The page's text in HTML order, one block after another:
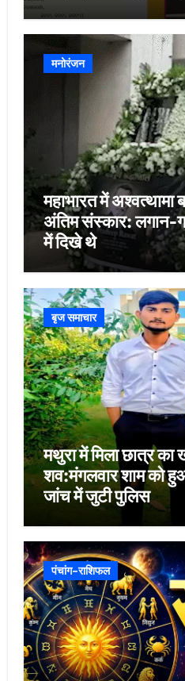
मनोरंजन
महाभारत में अश्वत्थामा
अंतिम संस्कार: लगान-
में दिखे थे
बृज समाचार
मथुरा में मिला छात्र
शव:मंगलवार शाम को
जांच में जुटी पुलिस
पंचांग-राशिफल